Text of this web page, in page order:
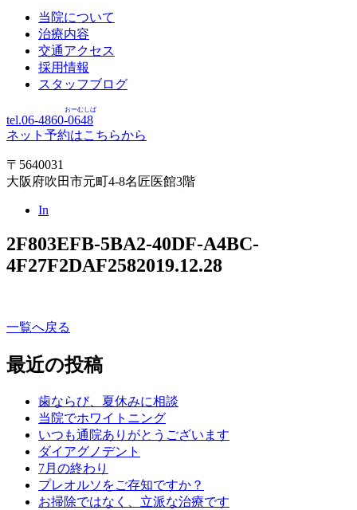
当院について
治療内容
交通アクセス
採用情報
スタッフブログ
tel.06-4860-0648
おーむしば
ネット予約はこちらから
〒5640031
大阪府吹田市元町4-8名匠医館3階
In
2F803EFB-5BA2-40DF-A4BC-
4F27F2DAF2582019.12.28
一覧へ戻る
最近の投稿
歯ならび、夏休みに相談
当院でホワイトニング
いつも通院ありがとうございます
ダイアグノデント
7月の終わり
プレオルソをご存知ですか？
お掃除ではなく、立派な治療です